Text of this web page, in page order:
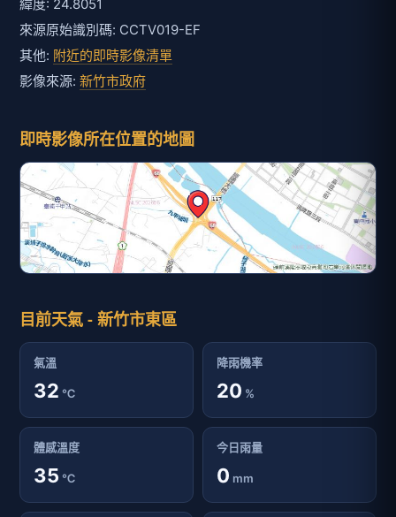
緯度: 24.8051
來源原始識別碼: CCTV019-EF
其他: 附近的即時影像清單
影像來源: 新竹市政府
即時影像所在位置的地圖
目前天氣 - 新竹市東區
氣溫
32 ℃
降雨機率
20 %
體感溫度
35 ℃
今日雨量
0 mm